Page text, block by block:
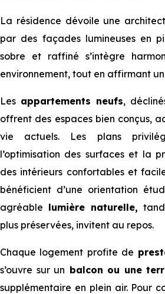
La résidence dévoile une
par des façades lumineuses en
sobre et raffiné s’intègre
environnement, tout en affirmant
Les appartements neufs,
offrent des espaces bien conçus,
vie actuels. Les plans
l’optimisation des surfaces et la
des intérieurs confortables et
bénéficient d’une orientation
agréable lumière naturelle,
plus préservées, invitent au repos.
Chaque logement profite de
s’ouvre sur un balcon ou une
supplémentaire en plein air. Pour